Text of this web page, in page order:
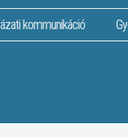
kommunikáció